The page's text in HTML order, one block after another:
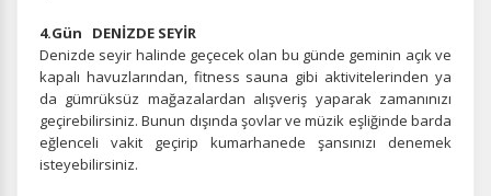
4.Gün DENİZDE SEYİR
Denizde seyir halinde geçecek olan bu günde geminin açık ve
kapalı havuzlarından, fitness sauna gibi aktivitelerinden ya
da gümrüksüz mağazalardan alışveriş yaparak zamanınızı
geçirebilirsiniz. Bunun dışında şovlar ve müzik eşliğinde barda
eğlenceli vakit geçirip kumarhanede şansınızı denemek
isteyebilirsiniz.